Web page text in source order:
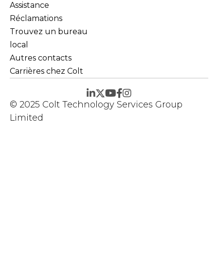
Assistance
Réclamations
Trouvez un bureau
local
Autres contacts
Carrières chez Colt
© 2025 Colt Technology Services Group
Limited